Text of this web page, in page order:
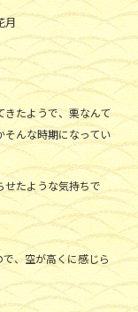
月
きたようで、栗なんて
そんな時期になってい
せたような気持ちで
、空が高くに感じら